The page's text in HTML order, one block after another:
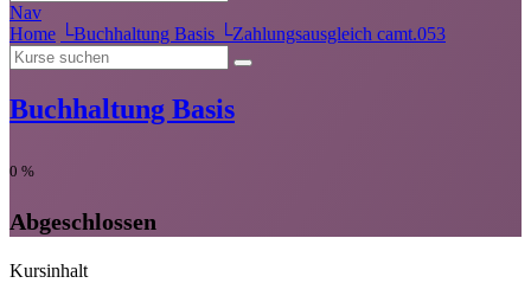
Nav
Home └Buchhaltung Basis └Zahlungsausgleich camt.053
Buchhaltung Basis
0 %
Abgeschlossen
Kursinhalt